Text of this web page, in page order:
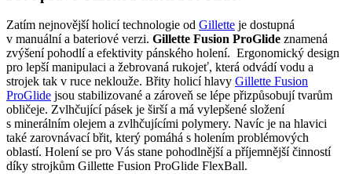
Zatím nejnovější holicí technologie od Gillette je dostupná
v manuální a bateriové verzi. Gillette Fusion ProGlide znamená
zvýšení pohodlí a efektivity pánského holení. Ergonomický design
pro lepší manipulaci a žebrovaná rukojeť, která odvádí vodu a
strojek tak v ruce neklouže. Břity holicí hlavy Gillette Fusion
ProGlide jsou stabilizované a zároveň se lépe přizpůsobují tvarům
obličeje. Zvlhčující pásek je širší a má vylepšené složení
s minerálním olejem a zvlhčujícími polymery. Navíc je na hlavici
také zarovnávací břit, který pomáhá s holením problémových
oblastí. Holení se pro Vás stane pohodlnější a příjemnější činností
díky strojkům Gillette Fusion ProGlide FlexBall.